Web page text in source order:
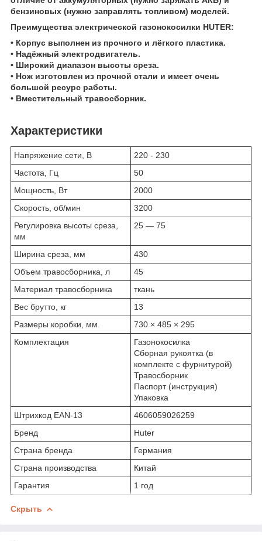
бензиновых (нужно заправлять топливом) моделей.
Преимущества электрической газонокосилки HUTER:
• Корпус выполнен из прочного и лёгкого пластика.
• Надёжный электродвигатель.
• Широкий диапазон высоты среза.
• Нож изготовлен из прочной стали и имеет очень
большой ресурс работы.
• Вместительный травосборник.
Характеристики
Напряжение сети, В
220 - 230
Частота, Гц
50
Мощность, Вт
2000
Скорость, об/мин
3200
Регулировка высоты среза,
мм
25 — 75
Ширина среза, мм
430
Объем травосборника, л
45
Материал травосборника
ткань
Вес брутто, кг
13
Размеры коробки, мм.
730 × 485 × 295
Комплектация
Газонокосилка
Сборная рукоятка (в
комплекте с фурнитурой)
Травосборник
Паспорт (инструкция)
Упаковка
Штрихкод EAN-13
4606059026259
Бренд
Huter
Страна бренда
Германия
Страна производства
Китай
Гарантия
1 год
Скрыть